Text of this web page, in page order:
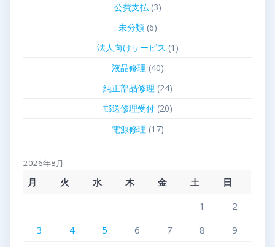
公費支払(3)
未分類(6)
法人向けサービス (1)
液晶修理 (40)
純正部品修理 (24)
郵送修理受付(20)
電源修理 (17)
2026年8月
月 火 水 木 金 土
日
1
2
3
4 5 6 7 8
9